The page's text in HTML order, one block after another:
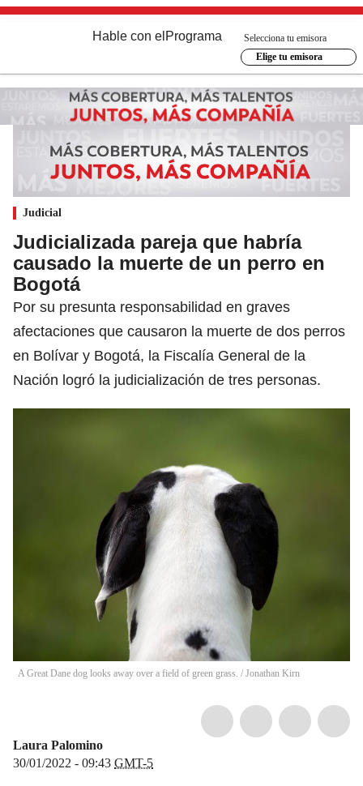
Hable con el Programa
Selecciona tu emisora
Elige tu emisora
Judicial
Judicializada pareja que habría
causado la muerte de un perro en
Bogotá
Por su presunta responsabilidad en graves
afectaciones que causaron la muerte de dos perros
en Bolívar y Bogotá, la Fiscalía General de la
Nación logró la judicialización de tres personas.
A Great Dane dog looks away over a field of green grass. / Jonathan Kirn
Laura Palomino
30/01/2022 - 09:43 GMT-5